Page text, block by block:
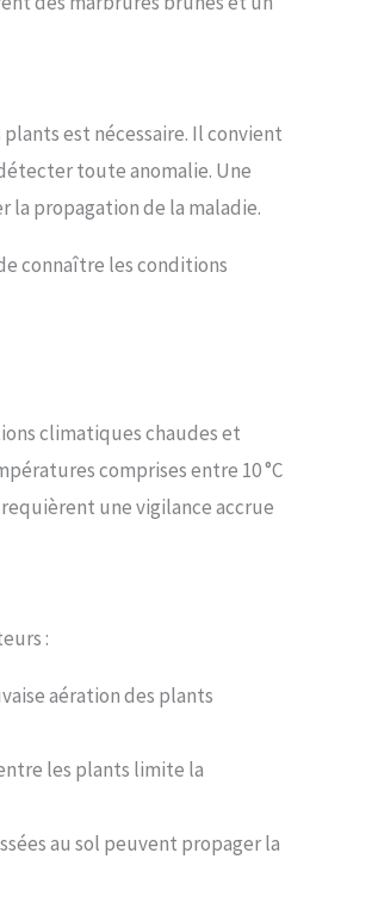
est nécessaire. Il convient
toute anomalie. Une
propagation de la maladie.
connaître les conditions
climatiques chaudes et
comprises entre 10 °C
une vigilance accrue
:
aération des plants
les plants limite la
au sol peuvent propager la